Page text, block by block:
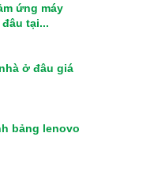
ứng máy
tại...
ở đâu giá
bảng lenovo